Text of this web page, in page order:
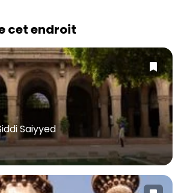
cet endroit
Saiyyed